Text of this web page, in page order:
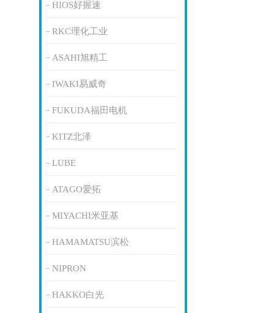
HIOS好握速
RKC理化工业
ASAHI旭精工
IWAKI易威奇
FUKUDA福田电机
KITZ北泽
LUBE
ATAGO爱拓
MIYACHI米亚基
HAMAMATSU滨松
NIPRON
HAKKO白光